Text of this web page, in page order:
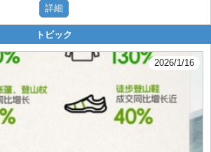
トピック
2026/1/16